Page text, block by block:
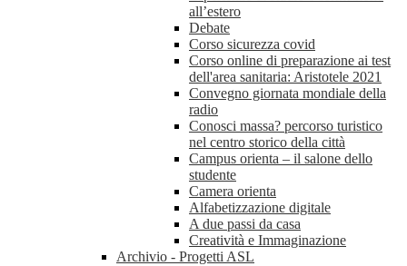
all’estero
Debate
Corso sicurezza covid
Corso online di preparazione ai test
dell'area sanitaria: Aristotele 2021
Convegno giornata mondiale della
radio
Conosci massa? percorso turistico
nel centro storico della città
Campus orienta – il salone dello
studente
Camera orienta
Alfabetizzazione digitale
A due passi da casa
Creatività e Immaginazione
Archivio - Progetti ASL